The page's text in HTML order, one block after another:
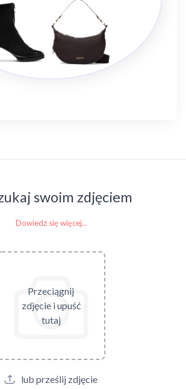
swoim zdjęciem
Dowiedz się więcej...
Przeciągnij
zdjęcie i upuść
tutaj
lub prześlij zdjęcie